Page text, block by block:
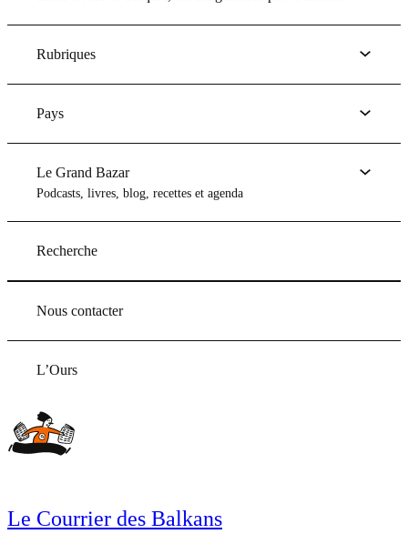
Rubriques
Pays
Le Grand Bazar
Podcasts, livres, blog, recettes et agenda
Recherche
Nous contacter
L’Ours
Le Courrier des Balkans